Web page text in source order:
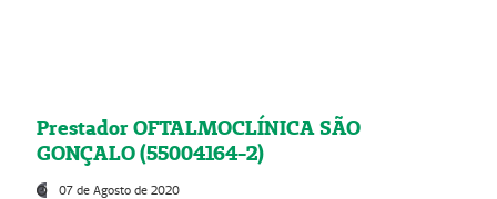
Prestador OFTALMOCLÍNICA SÃO
GONÇALO (55004164-2)
07 de Agosto de 2020